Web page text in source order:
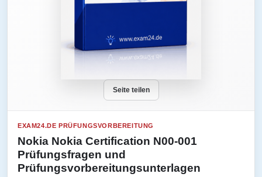
Seite teilen
EXAM24.DE PRÜFUNGSVORBEREITUNG
Nokia Nokia Certification N00-001
Prüfungsfragen und
Prüfungsvorbereitungsunterlagen